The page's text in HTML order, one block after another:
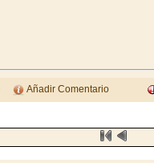
Añadir Comentario